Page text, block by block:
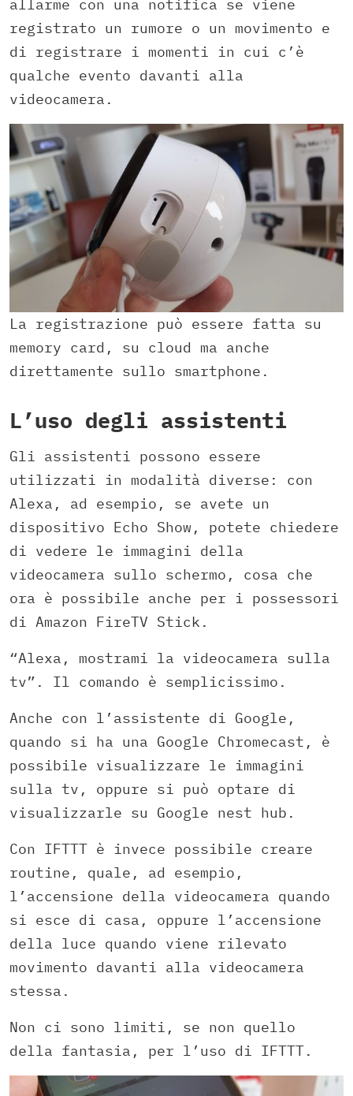
allarme con una notifica se viene
registrato un rumore o un movimento e
di registrare i momenti in cui c’è
qualche evento davanti alla
videocamera.
La registrazione può essere fatta su
memory card, su cloud ma anche
direttamente sullo smartphone.
L’uso degli assistenti
Gli assistenti possono essere
utilizzati in modalità diverse: con
Alexa, ad esempio, se avete un
dispositivo Echo Show, potete chiedere
di vedere le immagini della
videocamera sullo schermo, cosa che
ora è possibile anche per i possessori
di Amazon FireTV Stick.
“Alexa, mostrami la videocamera sulla
tv”. Il comando è semplicissimo.
Anche con l’assistente di Google,
quando si ha una Google Chromecast, è
possibile visualizzare le immagini
sulla tv, oppure si può optare di
visualizzarle su Google nest hub.
Con IFTTT è invece possibile creare
routine, quale, ad esempio,
l’accensione della videocamera quando
si esce di casa, oppure l’accensione
della luce quando viene rilevato
movimento davanti alla videocamera
stessa.
Non ci sono limiti, se non quello
della fantasia, per l’uso di IFTTT.